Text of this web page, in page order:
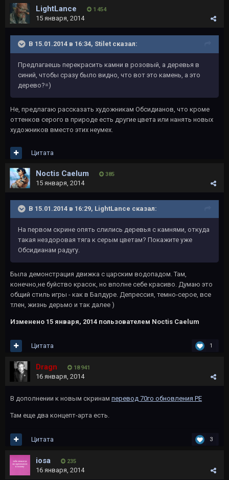
LightLance 1 454
15 января, 2014
В 15.01.2014 в 16:34, Stilet сказал:
Предлагаешь перекрасить камни в розовый, а деревья в
синий, чтобы сразу было видно, что вот это камень, а это
дерево?=)
Не, предлагаю рассказать художникам Обсидианов, что кроме
оттенков серого в природе есть другие цвета или нанять новых
художников вместо этих неумех.
Цитата
Noctis Caelum 385
15 января, 2014
В 15.01.2014 в 16:29, LightLance сказал:
На первом скрине опять слились деревья с камнями, откуда
такая нездоровая тяга к серым цветам? Покажите уже
Обсидианам радугу.
Была демонстрация движка с царским водопадом. Там,
конечно,не буйство красок, но вполне себе красиво. Думаю это
общий стиль игры - как в Балдуре. Депрессия, темно-серое, все
тлен, жизнь дерьмо и так далее )
Изменено 15 января, 2014 пользователем Noctis Caelum
1
Цитата
Dragn 18 941
16 января, 2014
В дополнении к новым скринам перевод 70го обновления PE
Там еще два концепт-арта есть.
3
Цитата
iosa 235
16 января, 2014